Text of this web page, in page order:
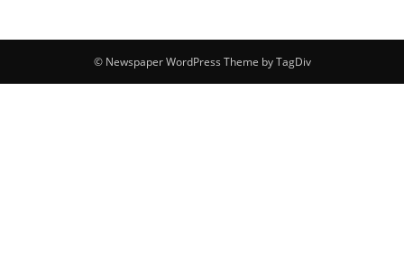
© Newspaper WordPress Theme by TagDiv